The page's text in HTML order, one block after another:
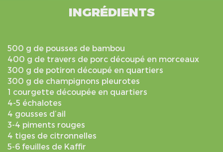
INGRÉDIENTS
500 g de pousses de bambou
400 g de travers de porc découpé en morceaux
300 g de potiron découpé en quartiers
300 g de champignons pleurotes
1 courgette découpée en quartiers
4-5 échalotes
4 gousses d’ail
3-4 piments rouges
4 tiges de citronnelles
5-6 feuilles de Kaffir